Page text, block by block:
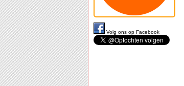
Volg ons op Facebook